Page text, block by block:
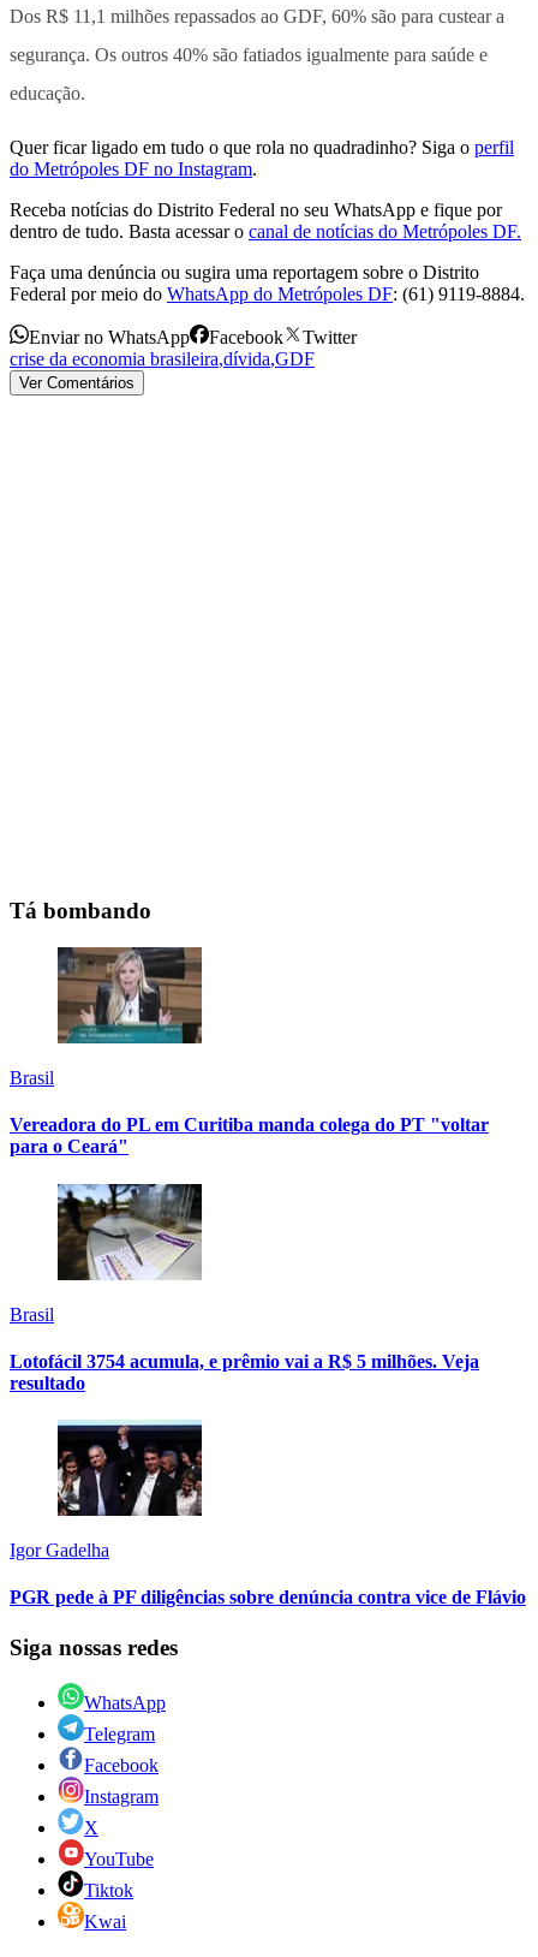
Dos R$ 11,1 milhões repassados ao GDF, 60% são para custear a
segurança. Os outros 40% são fatiados igualmente para saúde e
educação.
Quer ficar ligado em tudo o que rola no quadradinho? Siga o perfil
do Metrópoles DF no Instagram.
Receba notícias do Distrito Federal no seu WhatsApp e fique por
dentro de tudo. Basta acessar o canal de notícias do Metrópoles DF.
Faça uma denúncia ou sugira uma reportagem sobre o Distrito
Federal por meio do WhatsApp do Metrópoles DF: (61) 9119-8884.
Enviar no WhatsApp Facebook
Twitter
crise da economia brasileira,dívida,GDF
Ver Comentários
Tá bombando
Brasil
Vereadora do PL em Curitiba manda colega do PT "voltar
para o Ceará"
Brasil
Lotofácil 3754 acumula, e prêmio vai a R$ 5 milhões. Veja
resultado
Igor Gadelha
PGR pede à PF diligências sobre denúncia contra vice de Flávio
Siga nossas redes
WhatsApp
Telegram
Facebook
Instagram
X
YouTube
Tiktok
Kwai